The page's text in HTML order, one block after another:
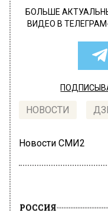
БОЛЬШЕ
ВИДЕО В
НОВОСТИ
Новости СМИ2
РОССИЯ